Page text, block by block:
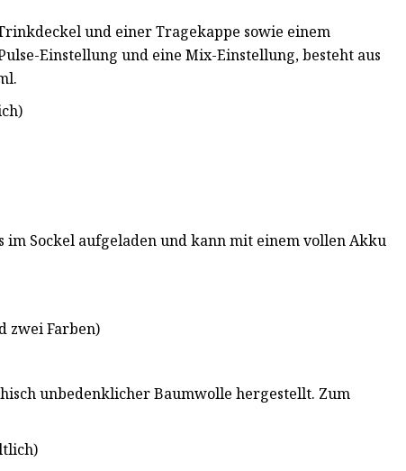
und einer Tragekappe sowie einem
Einstellung und eine Mix-Einstellung, besteht aus
Sockel aufgeladen und kann mit einem vollen Akku
zwei Farben)
unbedenklicher Baumwolle hergestellt. Zum